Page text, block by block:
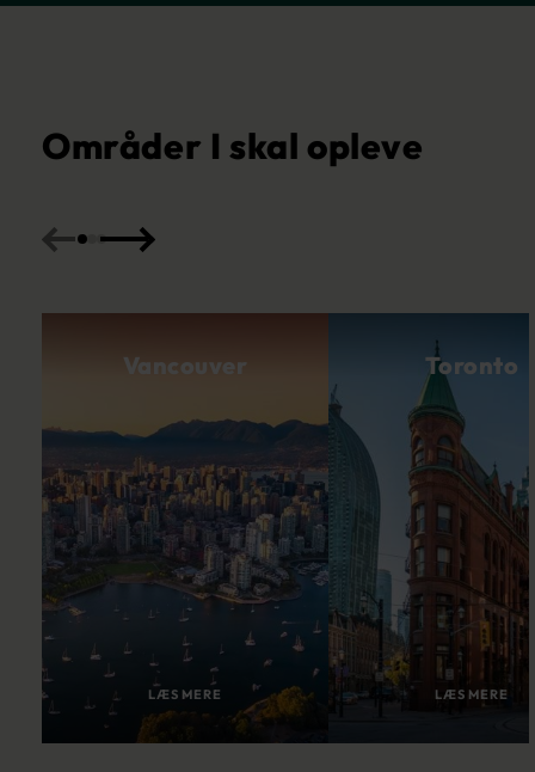
Områder I skal opleve
Vancouver
LÆS MERE
Toronto
LÆS MERE